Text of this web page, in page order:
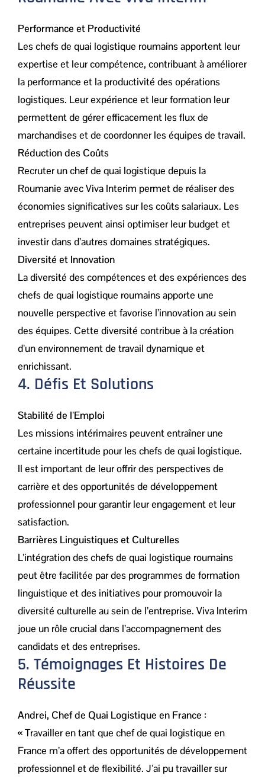
Performance et Productivité
Les chefs de quai logistique roumains apportent leur
expertise et leur compétence, contribuant à améliorer
la performance et la productivité des opérations
logistiques. Leur expérience et leur formation leur
permettent de gérer efficacement les flux de
marchandises et de coordonner les équipes de travail.
Réduction des Coûts
Recruter un chef de quai logistique depuis la
Roumanie avec Viva Interim permet de réaliser des
économies significatives sur les coûts salariaux. Les
entreprises peuvent ainsi optimiser leur budget et
investir dans d’autres domaines stratégiques.
Diversité et Innovation
La diversité des compétences et des expériences des
chefs de quai logistique roumains apporte une
nouvelle perspective et favorise l’innovation au sein
des équipes. Cette diversité contribue à la création
d’un environnement de travail dynamique et
enrichissant.
4. Défis Et Solutions
Stabilité de l’Emploi
Les missions intérimaires peuvent entraîner une
certaine incertitude pour les chefs de quai logistique.
Il est important de leur offrir des perspectives de
carrière et des opportunités de développement
professionnel pour garantir leur engagement et leur
satisfaction.
Barrières Linguistiques et Culturelles
L’intégration des chefs de quai logistique roumains
peut être facilitée par des programmes de formation
linguistique et des initiatives pour promouvoir la
diversité culturelle au sein de l’entreprise. Viva Interim
joue un rôle crucial dans l’accompagnement des
candidats et des entreprises.
5. Témoignages Et Histoires De
Réussite
Andrei, Chef de Quai Logistique en France :
« Travailler en tant que chef de quai logistique en
France m’a offert des opportunités de développement
professionnel et de flexibilité. J’ai pu travailler sur